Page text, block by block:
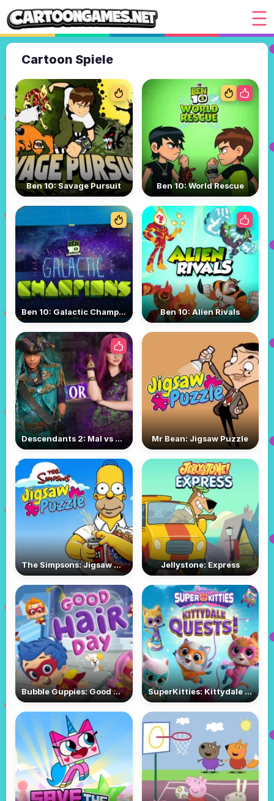
Cartoon Spiele
Ben 10: Savage Pursuit Ben 10: World Rescue
Ben 10: Galactic Champions Ben 10: Alien Rivals
Descendants 2: Mal vs Uma Mr Bean: Jigsaw Puzzle
The Simpsons: Jigsaw Puzzle Jellystone: Express
Bubble Guppies: Good Hair Day SuperKitties: Kittydale Quests